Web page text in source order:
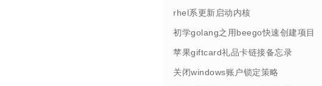
rhel系更新启动内核
初学golang之用beego快速创建项目
苹果giftcard礼品卡链接备忘录
关闭windows账户锁定策略